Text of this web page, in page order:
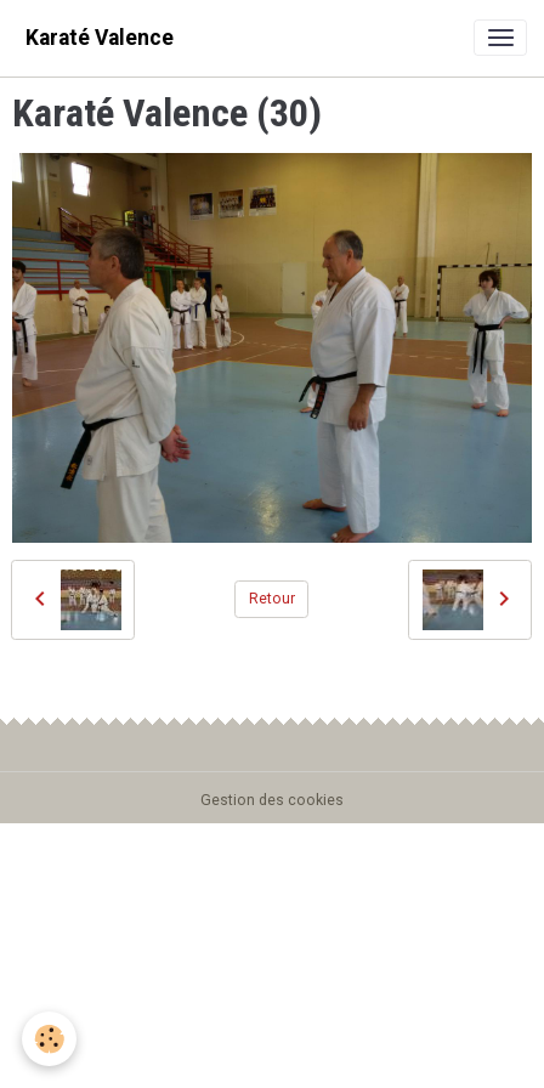
Karaté Valence
Karaté Valence (30)
Retour
Gestion des cookies